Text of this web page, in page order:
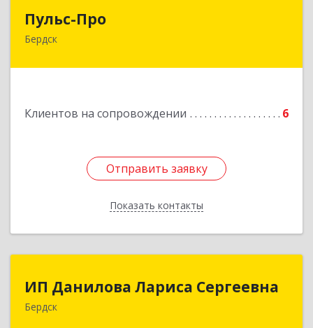
Пульс-Про
Бердск
Клиентов на сопровождении 6
Отправить заявку
Показать контакты
633010, Новосибирская обл, Бердск, Ленина,
Отправить заявку
Назад
ИП Данилова Лариса Сергеевна
Бердск
633004, Новосибирская обл, Бердск г, Озерная